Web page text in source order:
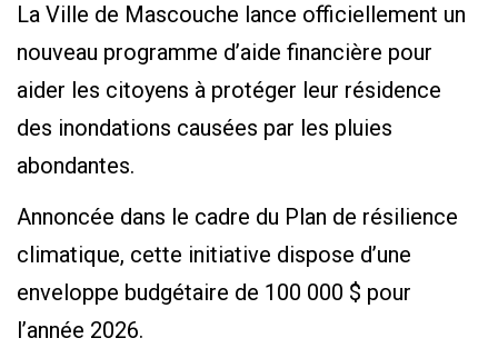
La Ville de Mascouche lance officiellement un
nouveau programme d’aide financière pour
aider les citoyens à protéger leur résidence
des inondations causées par les pluies
abondantes.
Annoncée dans le cadre du Plan de résilience
climatique, cette initiative dispose d’une
enveloppe budgétaire de 100 000 $ pour
l’année 2026.